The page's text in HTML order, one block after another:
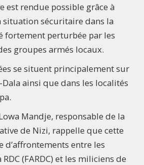
est rendue possible grâce à
situation sécuritaire dans la
fortement perturbée par les
groupes armés locaux.
se situent principalement sur
Dala ainsi que dans les localités
Mandje, responsable de la
de Nizi, rappelle que cette
d’affrontements entre les
(FARDC) et les miliciens de